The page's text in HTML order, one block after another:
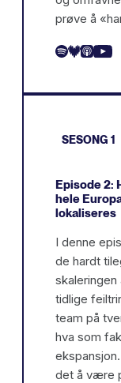
prøve å
SESONG 1
Episode 2:
hele
lokaliseres
I denne
de hardt
skaleringen
tidlige
team på
hva som
det å være